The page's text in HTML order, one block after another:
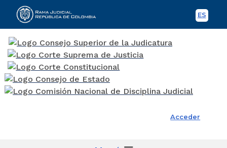
ES
Rama Judicial
Acceder